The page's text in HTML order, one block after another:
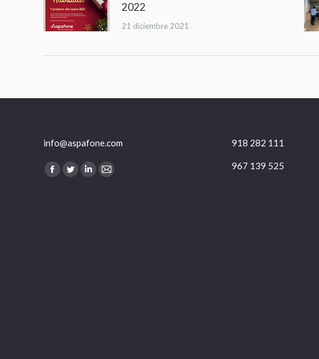
2022
21 diciembre 2021
info@aspafone.com
Encuéntranos en:
Facebook
TwitterLinkedin
Mail
918 282 111
967 139 525